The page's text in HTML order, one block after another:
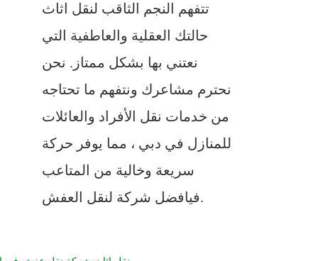
تتفهم النجم الثاقب لنقل اثاث
حالتك العقلية والعاطفية التي
نعتني بها بشكل ممتاز. نحن
نحترم مشاعرك ونتفهم ما تحتاجه
من خدمات نقل الأفراد والعائلات
للمنازل في دبي ، مما يوفر حركة
سريعة وخالية من المتاعب
فيافضل شركة لنقل العفش.